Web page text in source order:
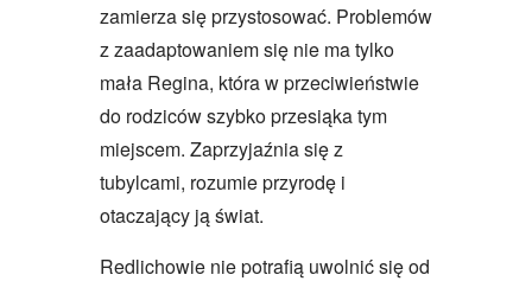
zamierza się przystosować. Problemów
z zaadaptowaniem się nie ma tylko
mała Regina, która w przeciwieństwie
do rodziców szybko przesiąka tym
miejscem. Zaprzyjaźnia się z
tubylcami, rozumie przyrodę i
otaczający ją świat.
Redlichowie nie potrafią uwolnić się od